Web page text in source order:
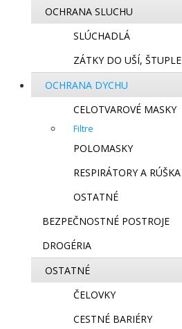
OCHRANA SLUCHU
SLÚCHADLÁ
ZÁTKY DO UŠÍ, ŠTUPLE
OCHRANA DYCHU
CELOTVAROVÉ MASKY
Filtre
POLOMASKY
RESPIRÁTORY A RÚŠKA
OSTATNÉ
BEZPEČNOSTNÉ POSTROJE
DROGÉRIA
OSTATNÉ
ČELOVKY
CESTNÉ BARIÉRY